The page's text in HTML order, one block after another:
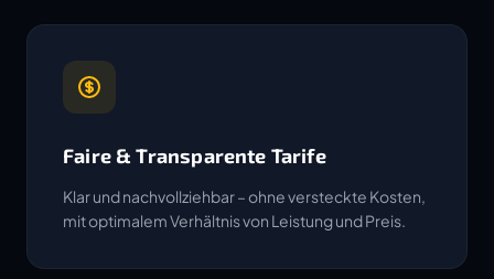
Faire & Transparente Tarife
Klar und nachvollziehbar – ohne versteckte Kosten,
mit optimalem Verhältnis von Leistung und Preis.